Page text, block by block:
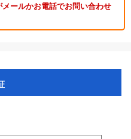
ールかお電話でお問い合わせ